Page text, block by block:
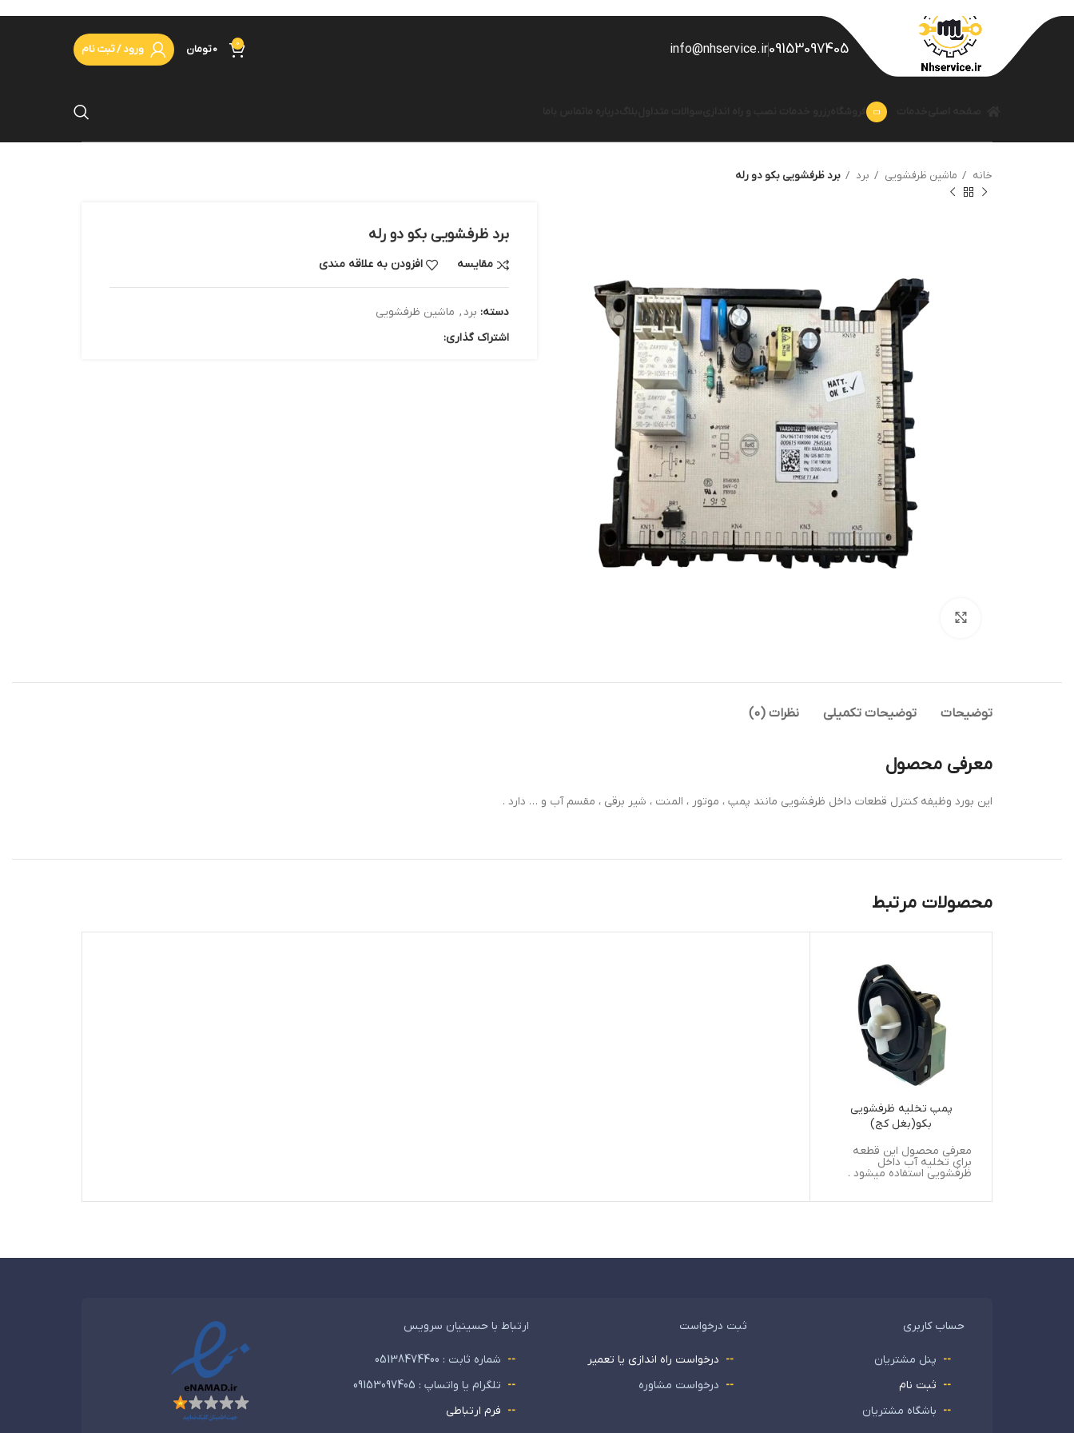
09153097405
info@nhservice.ir
0
0تومان ورود / ثبت نام
خانه ماشین ظرفشویی برد برد ظرفشویی بکو دو رله
برد ظرفشویی بکو دو رله
مقایسه افزودن به علاقه مندی
دسته: برد, ماشین ظرفشویی
اشتراک گذاری:
توضیحات توضیحات تکمیلی نظرات (0)
معرفی محصول
این بورد وظیفه کنترل قطعات داخل ظرفشویی مانند پمپ ، موتور ، المنت ، شیر برقی ، مقسم آب و … دارد .
محصولات مرتبط
پمپ تخلیه ظرفشویی
بکو(بغل کج)
معرفی محصول این قطعه
برای تخلیه آب داخل
ظرفشویی استفاده میشود .
حساب کاربری
پنل مشتریان
ثبت نام
باشگاه مشتریان
ثبت درخواست
درخواست راه اندازی یا تعمیر
درخواست مشاوره
ارتباط با حسینیان سرویس
شماره ثابت : 05138474400
تلگرام یا واتساپ : 09153097405
فرم ارتباطی